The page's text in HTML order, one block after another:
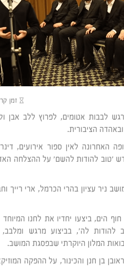
זמן
לבבות אטומים, לפרוץ ללב אבן
הציבורית.
האחרונה לאין ספור אירועים,
'טוב להודות להשם' על ההצלחה
ניר עציון בהרי הכרמל, ארי רייך
הים, ביצעו יחדיו את לחנו
להודות לה', בביצוע מרגש
המלון היוקרתי שבפסגת המושב.
בן חנן והכינור, על ההפקה